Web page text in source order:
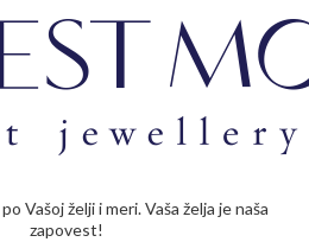
Vašoj želji i meri. Vaša želja je naša
zapovest!